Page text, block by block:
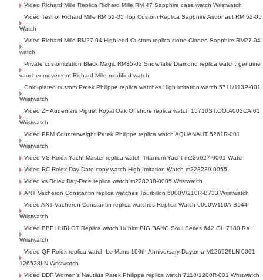
Video Richard Mille Replica Richard Mille RM 47 Sapphire case watch Wristwatch
Video Test of Richard Mille RM 52-05 Top Custom Replica Sapphire Astronaut RM 52-05
Watch
Video Richard Mille RM27-04 High-end Custom replica clone Cloned Sapphire RM27-04
watch
Private customization Black Magic RM35-02 Snowflake Diamond replica watch, genuine
vaucher movement Richard Mille modified watch
Gold-plated custom Patek Philippe replica watches High imitation watch 5711/113P-001
Wristwatch
Video ZF Audemars Piguet Royal Oak Offshore replica watch 15710ST.OO.A002CA.01
Wristwatch
Video PPM Counterweight Patek Philippe replica watch AQUANAUT 5261R-001
Wristwatch
Video VS Rolex Yacht-Master replica watch Titanium Yacht m226627-0001 Watch
Video RC Rolex Day-Date copy watch High Imitation Watch m228239-0055
Video vs Rolex Day-Date replica watch m228238-0005 Wristwatch
ANT Vacheron Constantin replica watches Tourbillon 6000V/210R-B733 Wristwatch
Video ANT Vacheron Constantin replica watches Replica Watch 6000V/110A-B544
Wristwatch
Video BBF HUBLOT Replica watch Hublot BIG BANG Soul Series 642.OL.7180.RX
Wristwatch
Video QF Rolex replica watch Le Mans 100th Anniversary Daytona M126529LN-0001
126528LN Wristwatch
Video DDF Women's Nautilus Patek Philippe replica watch 7118/1200R-001 Wristwatch